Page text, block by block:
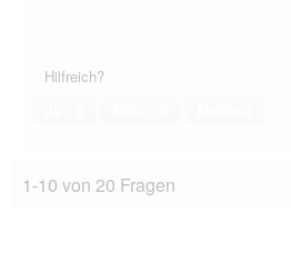
Hilfreich?
1-10 von 20 Fragen